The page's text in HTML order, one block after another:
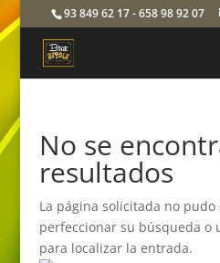
93 849 62 17 - 658 98 92 07
No se
resultados
La página solicitada no
perfeccionar su búsqueda o
para localizar la entrada.